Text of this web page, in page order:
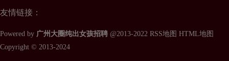
友情链接：
Powered by 广州大圈纯出女孩招聘 @2013-2022 RSS地图 HTML地图
Copyright © 2013-2024